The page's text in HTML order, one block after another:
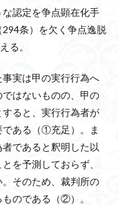
認定を争点顕在化手
条）を欠く争点逸脱
る。
実は甲の実行行為へ
はないものの、甲の
ると、実行行為者が
である（①充足）。ま
であると釈明した以
を予測しておらず、
そのため、裁判所の
のである（②）。